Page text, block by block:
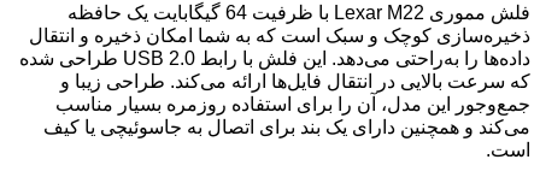
فلش مموری Lexar M22 با ظرفیت 64 گیگابایت یک حافظه
ذخیره‌سازی کوچک و سبک است که به شما امکان ذخیره و انتقال
داده‌ها را به‌راحتی می‌دهد. این فلش با رابط USB 2.0 طراحی شده
که سرعت بالایی در انتقال فایل‌ها ارائه می‌کند. طراحی زیبا و
جمع‌وجور این مدل، آن را برای استفاده روزمره بسیار مناسب
می‌کند و همچنین دارای یک بند برای اتصال به جاسوئیچی یا کیف
است.